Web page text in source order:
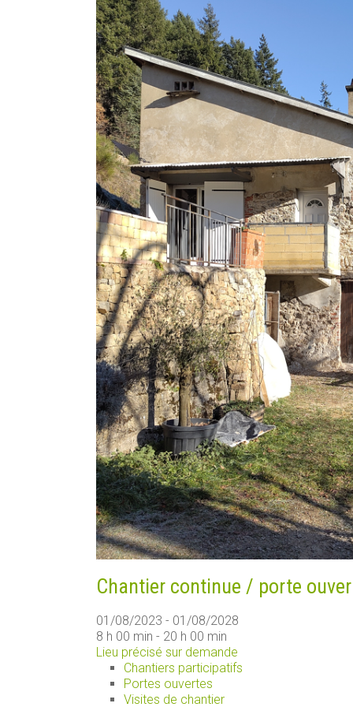
Chantier continue / porte
01/08/2023 - 01/08/2028
8 h 00 min - 20 h 00 min
Lieu précisé sur demande
Chantiers participatifs
Portes ouvertes
Visites de chantier